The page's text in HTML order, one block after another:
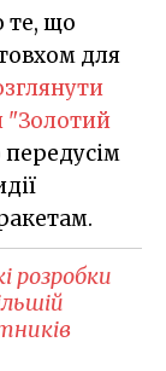
те, що
для
"Золотий
передусім
розробки